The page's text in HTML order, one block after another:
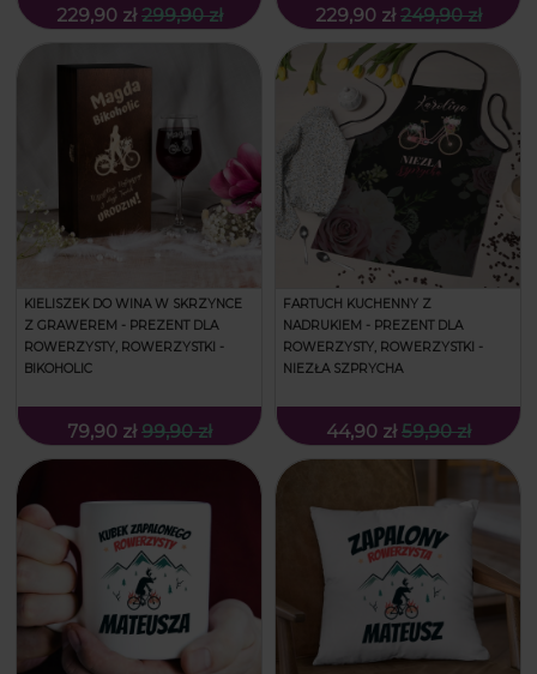
229,90 zł 299,90 zł 229,90 zł 249,90 zł
KIELISZEK DO WINA W SKRZYNCE
Z GRAWEREM - PREZENT DLA
ROWERZYSTY, ROWERZYSTKI -
BIKOHOLIC
79,90 zł 99,90 zł
FARTUCH KUCHENNY Z
NADRUKIEM - PREZENT DLA
ROWERZYSTY, ROWERZYSTKI -
NIEZŁA SZPRYCHA
44,90 zł 59,90 zł